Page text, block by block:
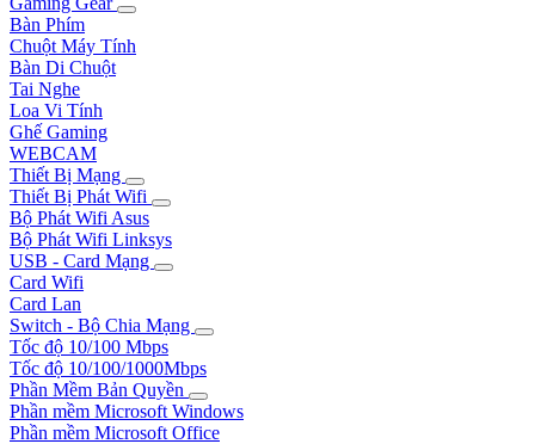
Bàn Phím
Chuột Máy Tính
Bàn Di Chuột
Tai Nghe
Loa Vi Tính
Ghế Gaming
WEBCAM
Thiết Bị Mạng
Thiết Bị Phát Wifi
Bộ Phát Wifi Asus
Bộ Phát Wifi Linksys
USB - Card Mạng
Card Wifi
Card Lan
Switch - Bộ Chia Mạng
Tốc độ 10/100 Mbps
Tốc độ 10/100/1000Mbps
Phần Mềm Bản Quyền
Phần mềm Microsoft Windows
Phần mềm Microsoft Office